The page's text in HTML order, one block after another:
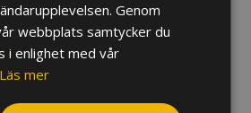
BASTROMBON
1
Genom
webbplats samtycker du
i enlighet med vår
Läs mer